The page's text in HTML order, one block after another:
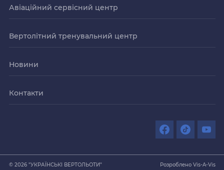
Авіаційний сервісний центр
Вертолітний тренувальний центр
Новини
Контакти
© 2026 "УКРАЇНСЬКІ ВЕРТОЛЬОТИ" Розроблено Vis-A-Vis